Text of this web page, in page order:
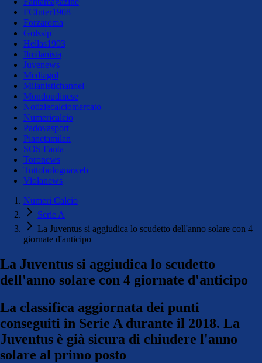
FCInter1908
Forzaroma
Golssip
Hellas1903
Ilmilanista
Juvenews
Mediagol
Milanistichannel
Mondoudinese
Notiziecalciomercato
Numericalcio
Padovasport
Pianetamilan
SOS Fanta
Toronews
Tuttobolognaweb
Violanews
Numeri Calcio
Serie A
La Juventus si aggiudica lo scudetto dell'anno solare con 4
giornate d'anticipo
La Juventus si aggiudica lo scudetto
dell'anno solare con 4 giornate d'anticipo
La classifica aggiornata dei punti
conseguiti in Serie A durante il 2018. La
Juventus è già sicura di chiudere l'anno
solare al primo posto